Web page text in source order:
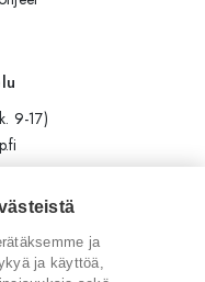
9-17)
ja
ja käyttöä,